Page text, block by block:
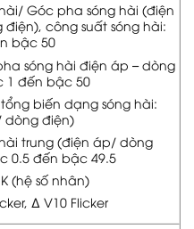
Góc pha sóng hài (điện
công suất sóng hài:
bậc 50
sóng hài điện áp – dòng
1 đến bậc 50
tổng biến dạng sóng hài:
dòng điện)
hài trung (điện áp/ dòng
0.5 đến bậc 49.5
(hệ số nhân)
Δ V10 Flicker